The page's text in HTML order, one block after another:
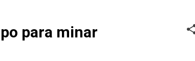
para minar